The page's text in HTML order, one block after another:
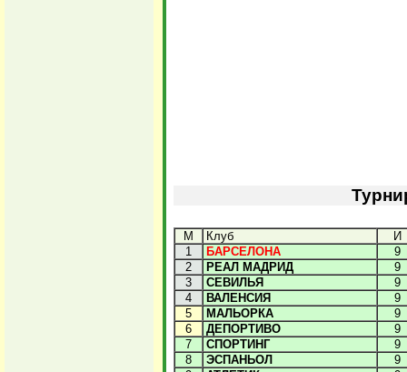
М Клуб
И
1
БАРСЕЛОНА
9
2
РЕАЛ МАДРИД
9
3
СЕВИЛЬЯ
9
4
ВАЛЕНСИЯ
9
5
МАЛЬОРКА
9
6
ДЕПОРТИВО
9
7
СПОРТИНГ
9
8
ЭСПАНЬОЛ
9